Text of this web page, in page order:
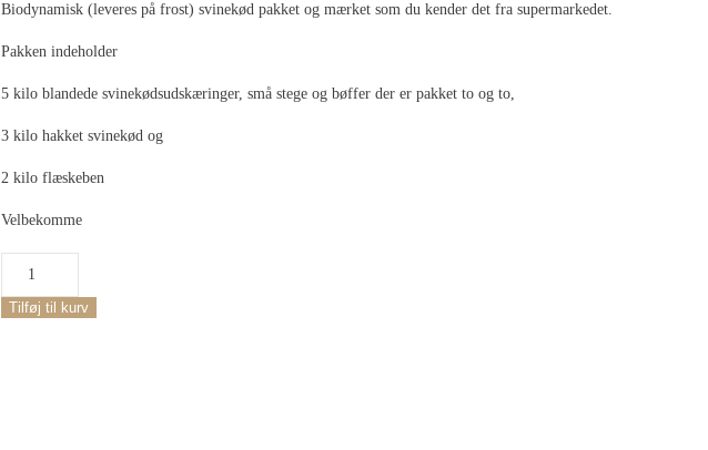
1.680,00 kr..1.630,00 kr..
Biodynamisk (leveres på frost) svinekød pakket og mærket som du kender det fra supermarkedet.
Pakken indeholder
5 kilo blandede svinekødsudskæringer, små stege og bøffer der er pakket to og to,
3 kilo hakket svinekød og
2 kilo flæskeben
Velbekomme
Svinekødskasse
/
10
Tilføj til kurv